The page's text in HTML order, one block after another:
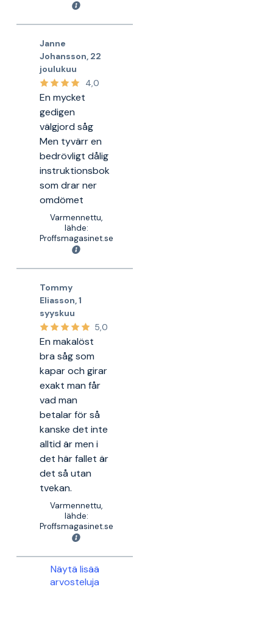
Janne
Johansson 22
joulukuu
4,0
En mycket
gedigen
välgjord såg
Men tyvärr en
bedrövligt dålig
instruktionsbok
som drar ner
omdömet
Varmennettu,
lähde:
Proffsmagasinet.se
Tommy
Eliasson 1
syyskuu
5,0
En makalöst
bra såg som
kapar och girar
exakt man får
vad man
betalar för så
kanske det inte
alltid är men i
det här fallet är
det så utan
tvekan.
Varmennettu,
lähde:
Proffsmagasinet.se
Näytä lisää
arvosteluja